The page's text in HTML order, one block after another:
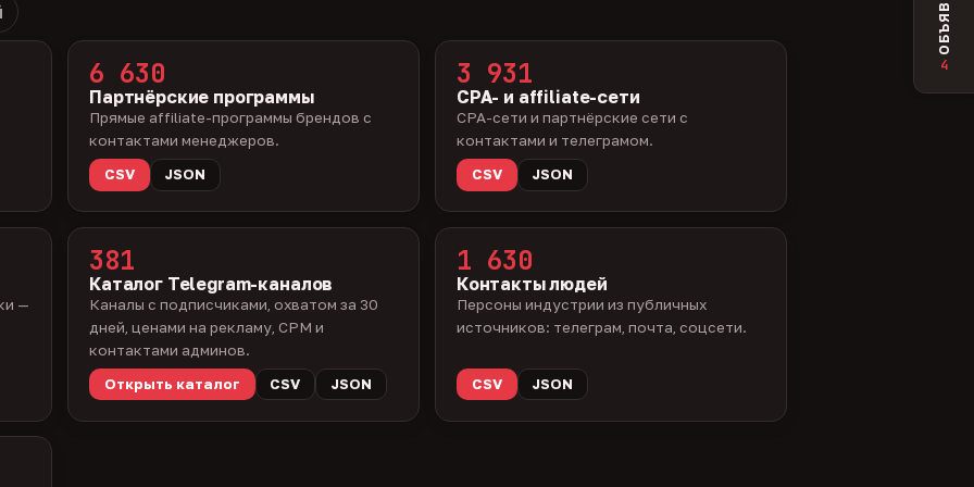
6 630
Партнёрские программы
Прямые affiliate-программы брендов с
контактами менеджеров.
CSV
JSON
3 931
CPA- и affiliate-сети
CPA-сети и партнёрские сети с
контактами и телеграмом.
CSV
JSON
—
381
Каталог Telegram-каналов
Каналы с подписчиками, охватом за 30
дней, ценами на рекламу, CPM и
контактами админов.
Открыть каталог
CSV JSON
1 630
Контакты людей
Персоны индустрии из публичных
источников: телеграм, почта, соцсети.
CSV JSON
4